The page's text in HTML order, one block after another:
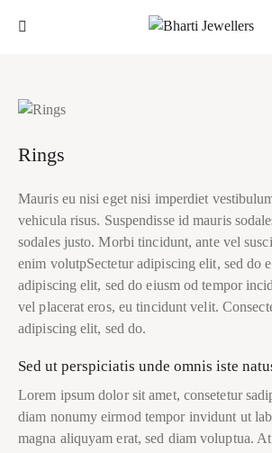
Rings
Mauris eu nisi eget nisi imperdiet
vehicula risus. Suspendisse id mauris
sodales justo. Morbi tincidunt, ante vel
enim volutpSectetur adipiscing elit, sed do
adipiscing elit, sed do eiusm od tempor
vel placerat eros, eu tincidunt velit.
adipiscing elit, sed do.
Sed ut perspiciatis unde omnis iste
Lorem ipsum dolor sit amet, consetetur
diam nonumy eirmod tempor invidunt ut
magna aliquyam erat, sed diam voluptua.